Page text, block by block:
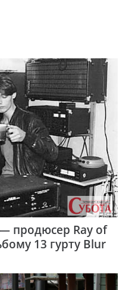
продюсер Ray of
13 гурту Blur